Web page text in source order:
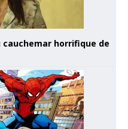
horrifique de